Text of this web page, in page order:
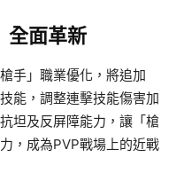
全面革新
手」職業優化，將追加
能，調整連擊技能傷害加
坦及反屏障能力，讓「槍
，成為PVP戰場上的近戰